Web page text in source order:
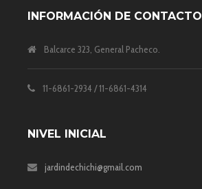
INFORMACIÓN DE CONTACTO
Balcarce 323, General Pacheco.
11-6861-2934 / 11-6861-4314
NIVEL INICIAL
jardindechichi@gmail.com